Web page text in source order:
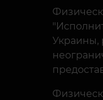
Украины,